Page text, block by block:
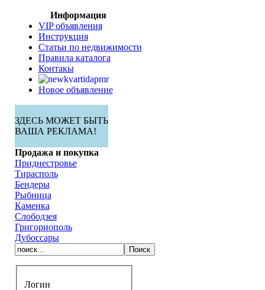
Информация
VIP объявления
Инструкция
Статьи по недвижимости
Правила каталога
Контакы
Новое объявление
ЗДЕСЬ МОЖЕТ БЫТЬ
ВАША РЕКЛАМА!
Продажа и покупка
Приднестровье
Тирасполь
Бендеры
Рыбница
Каменка
Слободзея
Григориополь
Дубоссары
Логин